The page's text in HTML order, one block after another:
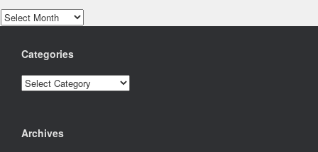
Archives
Categories
Categories
Archives